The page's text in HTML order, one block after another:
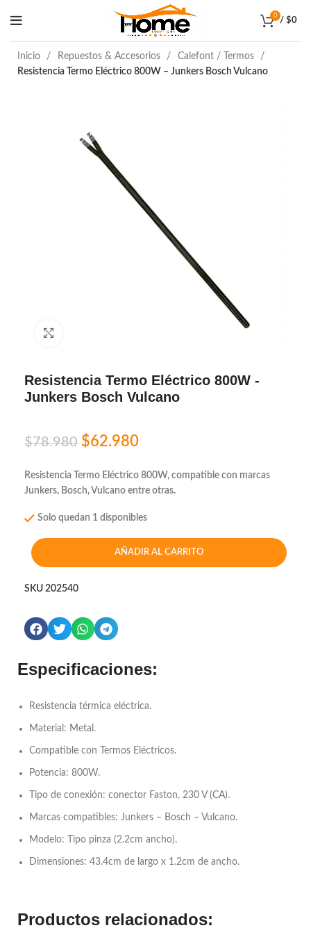
0
/ $0
Inicio Repuestos & Accesorios
Calefont / Termos
Resistencia Termo Eléctrico 800W – Junkers Bosch Vulcano
Resistencia Termo Eléctrico 800W -
Junkers Bosch Vulcano
$78.980 $62.980
Resistencia Termo Eléctrico 800W, compatible con marcas
Junkers, Bosch, Vulcano entre otras.
Solo quedan 1 disponibles
AÑADIR AL CARRITO
SKU 202540
Especificaciones:
Resistencia térmica eléctrica.
Material: Metal.
Compatible con Termos Eléctricos.
Potencia: 800W.
Tipo de conexión: conector Faston, 230 V (CA).
Marcas compatibles: Junkers – Bosch – Vulcano.
Modelo: Tipo pinza (2.2cm ancho).
Dimensiones: 43.4cm de largo x 1.2cm de ancho.
Productos relacionados: